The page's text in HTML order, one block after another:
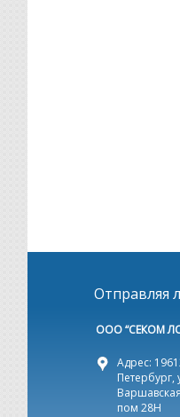
Отправляя
ООО “СЕКОМ
Адрес:
Петербург,
пом 28Н